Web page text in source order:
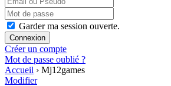
Garder ma session ouverte.
Créer un compte
Mot de passe oublié ?
Accueil › Mj12games
Modifier